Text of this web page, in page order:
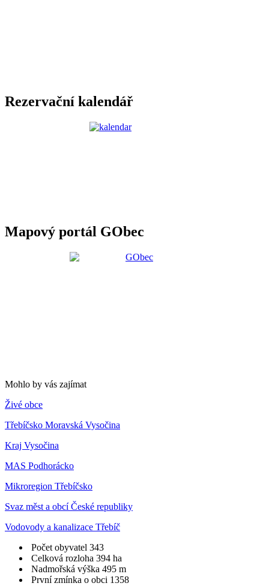
Rezervační kalendář
Mapový portál GObec
Mohlo by vás zajímat
Živé obce
Třebíčsko Moravská Vysočina
Kraj Vysočina
MAS Podhorácko
Mikroregion Třebíčsko
Svaz měst a obcí České republiky
Vodovody a kanalizace Třebíč
Počet obyvatel 343
Celková rozloha 394 ha
Nadmořská výška 495 m
První zmínka o obci 1358